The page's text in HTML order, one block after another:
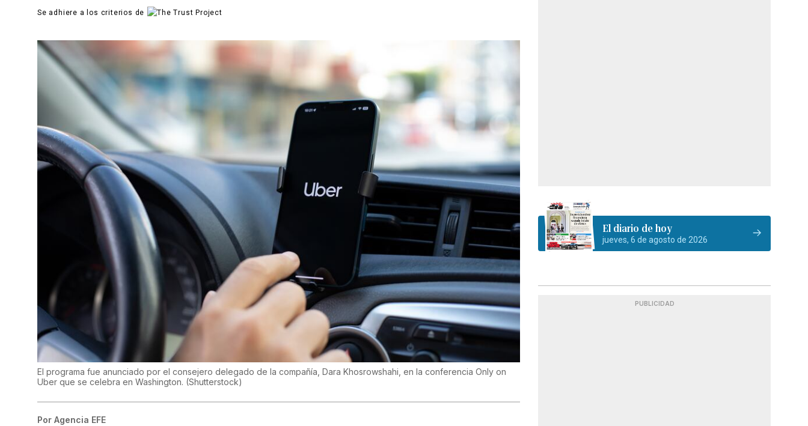
Se adhiere a los criterios de
El programa fue anunciado por el consejero delegado de la compañía, Dara Khosrowshahi, en la conferencia Only on
Uber que se celebra en Washington. (Shutterstock)
Por Agencia EFE
El diario de hoy
jueves, 6 de agosto de 2026
PUBLICIDAD